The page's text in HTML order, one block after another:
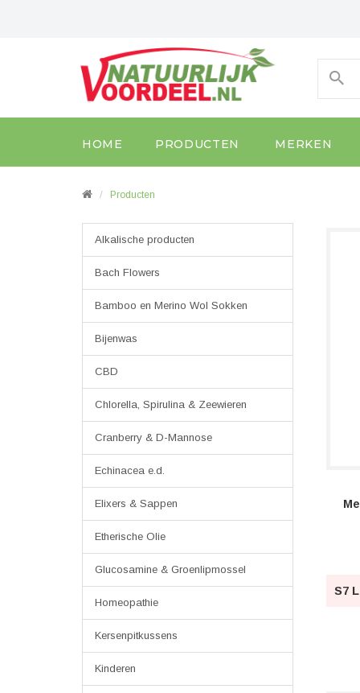
HOME PRODUCTEN MERKEN
Producten
Alkalische producten
Bach Flowers
Bamboo en Merino Wol Sokken
Bijenwas
CBD
Chlorella, Spirulina & Zeewieren
Cranberry & D-Mannose
Echinacea e.d.
Elixers & Sappen
Etherische Olie
Glucosamine & Groenlipmossel
Homeopathie
Kersenpitkussens
Kinderen
S7